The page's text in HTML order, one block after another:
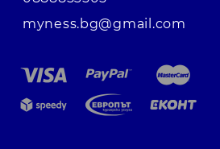
myness.bg@gmail.com